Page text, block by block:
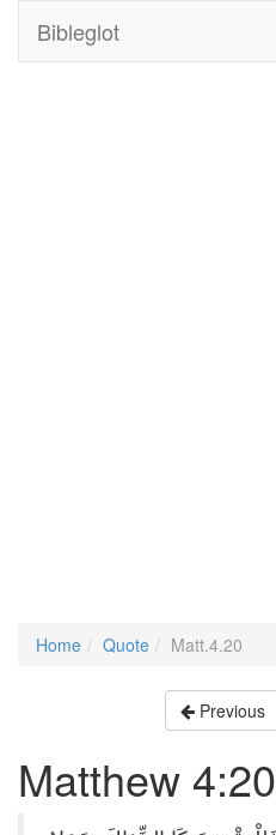
Bibleglot
Home Quote Matt.4.20
Previous
Matthew 4:20